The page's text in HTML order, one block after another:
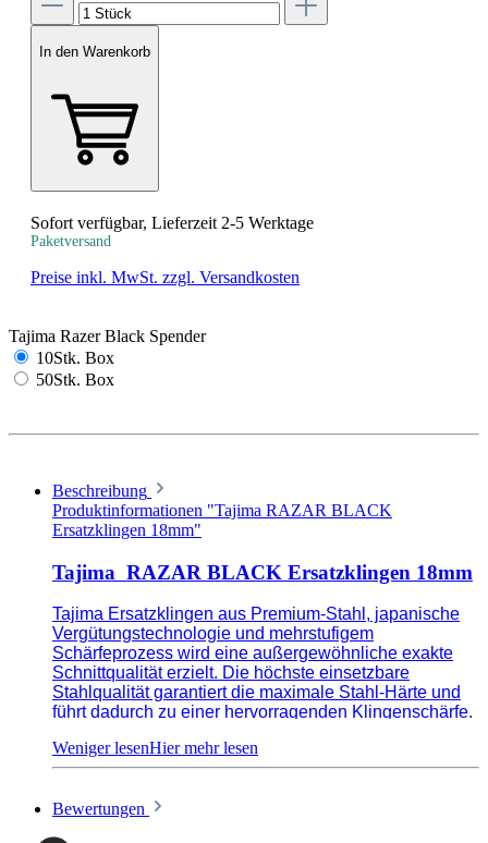
In den Warenkorb
Sofort verfügbar, Lieferzeit 2-5 Werktage
Paketversand
Preise inkl. MwSt. zzgl. Versandkosten
Tajima Razer Black Spender
10Stk. Box
50Stk. Box
Beschreibung
Produktinformationen "Tajima RAZAR BLACK
Ersatzklingen 18mm"
Tajima RAZAR BLACK Ersatzklingen 18mm
Tajima Ersatzklingen aus Premium-Stahl, japanische
Vergütungstechnologie und mehrstufigem
Schärfeprozess wird eine außergewöhnliche exakte
Schnittqualität erzielt. Die höchste einsetzbare
Stahlqualität garantiert die maximale Stahl-Härte und
führt dadurch zu einer hervorragenden Klingenschärfe.
Bewertungen